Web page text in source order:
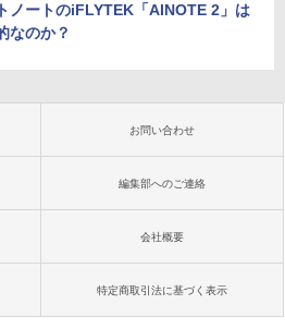
ノートのiFLYTEK「AINOTE 2」は
なのか？
お問い合わせ
編集部へのご連絡
会社概要
特定商取引法に基づく表示